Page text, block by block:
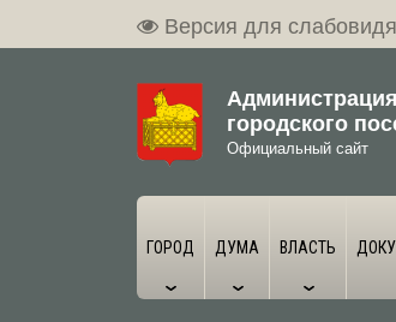
Версия для
городского
Официальный сайт
ГОРОД ДУМА ВЛАСТЬ